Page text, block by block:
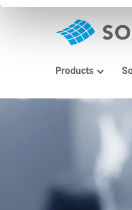
Products